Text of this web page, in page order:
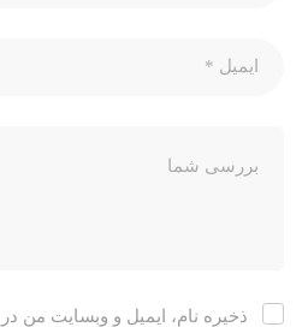
ذخیره نام، ایمیل و وبسایت من